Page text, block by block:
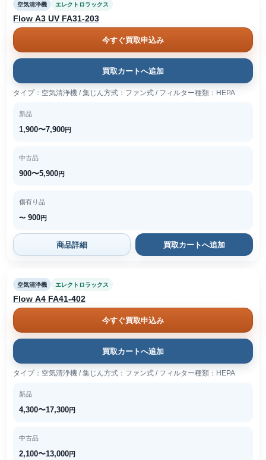
空気清浄機 エレクトロラックス
Flow A3 UV FA31-203
今すぐ買取申込み
買取カートへ追加
タイプ：空気清浄機 / 集じん方式：ファン式 / フィルター種類：HEPA
新品
1,900〜7,900円
中古品
900〜5,900円
傷有り品
〜 900円
商品詳細 買取カートへ追加
空気清浄機 エレクトロラックス
Flow A4 FA41-402
今すぐ買取申込み
買取カートへ追加
タイプ：空気清浄機 / 集じん方式：ファン式 / フィルター種類：HEPA
新品
4,300〜17,300円
中古品
2,100〜13,000円